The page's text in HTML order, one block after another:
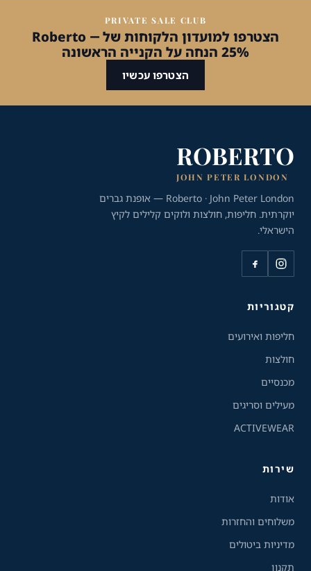
PRIVATE SALE CLUB
הצטרפו למועדון הלקוחות של Roberto —
25% הנחה על הקנייה הראשונה
הצטרפו עכשיו
ROBERTO
JOHN PETER LONDON
Roberto · John Peter London — אופנת גברים
יוקרתית. חליפות, חולצות ולוקים קלילים לקיץ
הישראלי.
קטגוריות
חליפות ואירועים
חולצות
מכנסיים
מעילים וסריגים
ACTIVEWEAR
שירות
אודות
משלוחים והחזרות
מדיניות ביטולים
תקנון
כלי נגישות
גודל טקסט
A-